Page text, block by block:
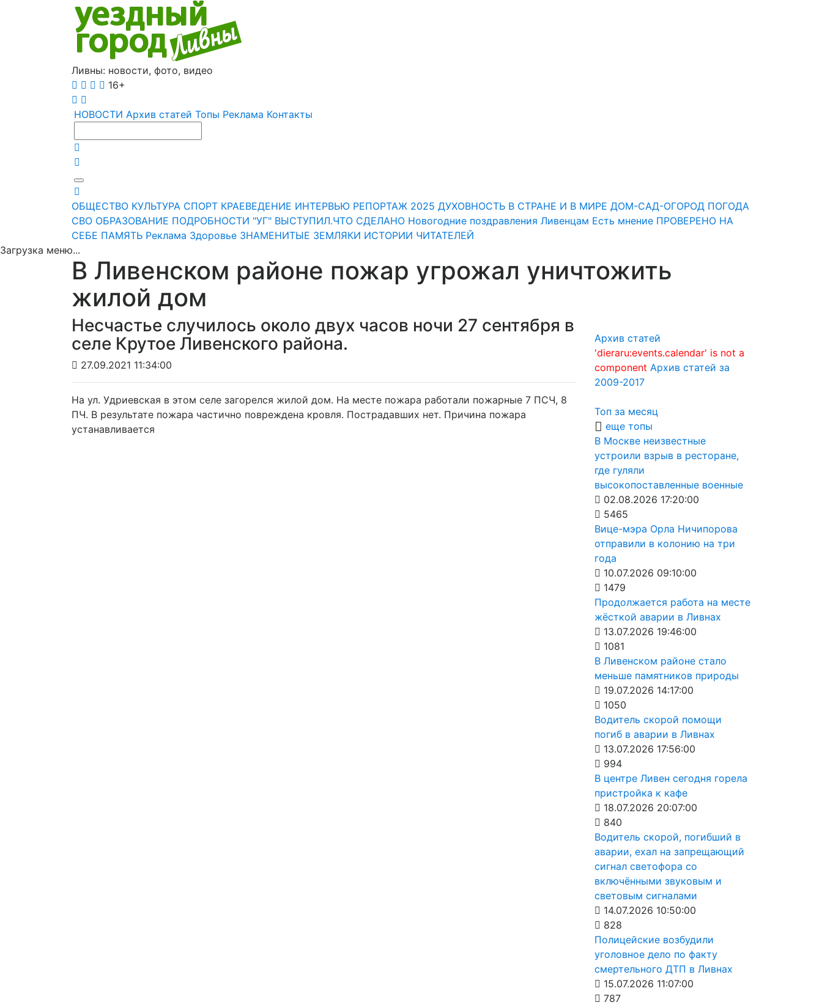
Ливны: новости, фото, видео
16+
НОВОСТИ Архив статей Топы Реклама Контакты
ОБЩЕСТВО КУЛЬТУРА СПОРТ КРАЕВЕДЕНИЕ ИНТЕРВЬЮ РЕПОРТАЖ 2025 ДУХОВНОСТЬ В СТРАНЕ И В МИРЕ ДОМ-САД-ОГОРОД ПОГОДА
СВО ОБРАЗОВАНИЕ ПОДРОБНОСТИ "УГ" ВЫСТУПИЛ.ЧТО СДЕЛАНО Новогодние поздравления Ливенцам Есть мнение ПРОВЕРЕНО НА
СЕБЕ ПАМЯТЬ Реклама Здоровье ЗНАМЕНИТЫЕ ЗЕМЛЯКИ ИСТОРИИ ЧИТАТЕЛЕЙ
Загрузка меню...
В Ливенском районе пожар угрожал уничтожить
жилой дом
Несчастье случилось около двух часов ночи 27 сентября в
селе Крутое Ливенского района.
27.09.2021 11:34:00
На ул. Удриевская в этом селе загорелся жилой дом. На месте пожара работали пожарные 7 ПСЧ, 8
ПЧ. В результате пожара частично повреждена кровля. Пострадавших нет. Причина пожара
устанавливается
Архив статей
'dieraru:events.calendar' is not a
component Архив статей за
2009-2017
Топ за месяц
еще топы
В Москве неизвестные
устроили взрыв в ресторане,
где гуляли
высокопоставленные военные
02.08.2026 17:20:00
5465
Вице-мэра Орла Ничипорова
отправили в колонию на три
года
10.07.2026 09:10:00
1479
Продолжается работа на месте
жёсткой аварии в Ливнах
13.07.2026 19:46:00
1081
В Ливенском районе стало
меньше памятников природы
19.07.2026 14:17:00
1050
Водитель скорой помощи
погиб в аварии в Ливнах
13.07.2026 17:56:00
994
В центре Ливен сегодня горела
пристройка к кафе
18.07.2026 20:07:00
840
Водитель скорой, погибший в
аварии, ехал на запрещающий
сигнал светофора со
включёнными звуковым и
световым сигналами
14.07.2026 10:50:00
828
Полицейские возбудили
уголовное дело по факту
смертельного ДТП в Ливнах
15.07.2026 11:07:00
787